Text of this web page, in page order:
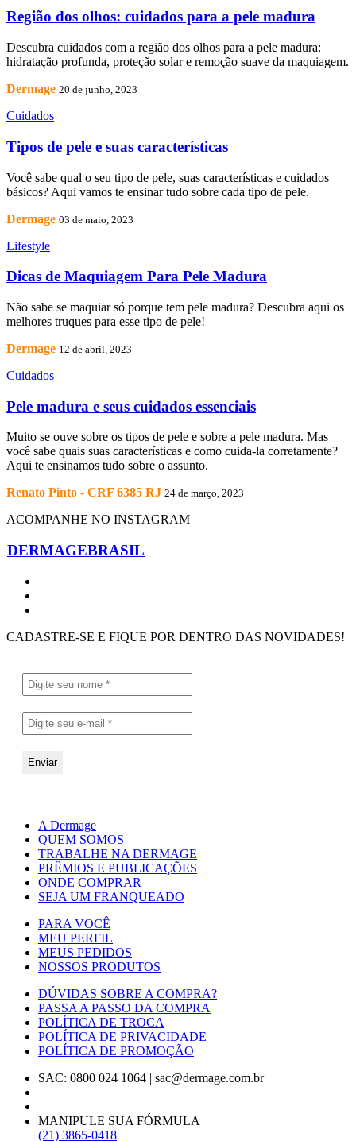
Região dos olhos: cuidados para a pele madura
Descubra cuidados com a região dos olhos para a pele madura:
hidratação profunda, proteção solar e remoção suave da maquiagem.
Dermage 20 de junho, 2023
Cuidados
Tipos de pele e suas características
Você sabe qual o seu tipo de pele, suas características e cuidados
básicos? Aqui vamos te ensinar tudo sobre cada tipo de pele.
Dermage 03 de maio, 2023
Lifestyle
Dicas de Maquiagem Para Pele Madura
Não sabe se maquiar só porque tem pele madura? Descubra aqui os
melhores truques para esse tipo de pele!
Dermage 12 de abril, 2023
Cuidados
Pele madura e seus cuidados essenciais
Muito se ouve sobre os tipos de pele e sobre a pele madura. Mas
você sabe quais suas características e como cuida-la corretamente?
Aqui te ensinamos tudo sobre o assunto.
Renato Pinto - CRF 6385 RJ 24 de março, 2023
ACOMPANHE NO INSTAGRAM
DERMAGEBRASIL
CADASTRE-SE E FIQUE POR DENTRO DAS NOVIDADES!
A Dermage
QUEM SOMOS
TRABALHE NA DERMAGE
PRÊMIOS E PUBLICAÇÕES
ONDE COMPRAR
SEJA UM FRANQUEADO
PARA VOCÊ
MEU PERFIL
MEUS PEDIDOS
NOSSOS PRODUTOS
DÚVIDAS SOBRE A COMPRA?
PASSA A PASSO DA COMPRA
POLÍTICA DE TROCA
POLÍTICA DE PRIVACIDADE
POLÍTICA DE PROMOÇÃO
SAC: 0800 024 1064 | sac@dermage.com.br
MANIPULE SUA FÓRMULA
(21) 3865-0418